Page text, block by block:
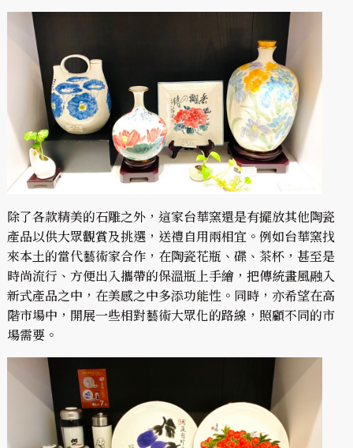
除了各款精美的石雕之外，這家台華窯還是有擺放其他陶瓷
產品以供大眾觀賞及挑選，送禮自用兩相宜。例如台華窯找
來本土的當代藝術家合作，在陶瓷花瓶、碟、茶杯，甚至是
時尚流行、方便出入攜帶的保溫瓶上手繪，把傳統畫風融入
新式產品之中，在美感之中多添功能性。同時，亦希望在高
階市場中，開展一些相對藝術大眾化的路線，照顧不同的市
場需要。